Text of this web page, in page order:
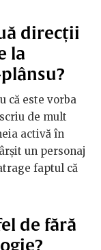
direcții
la
că este vorba
de mult
activă în
un personaj
faptul că
de fără